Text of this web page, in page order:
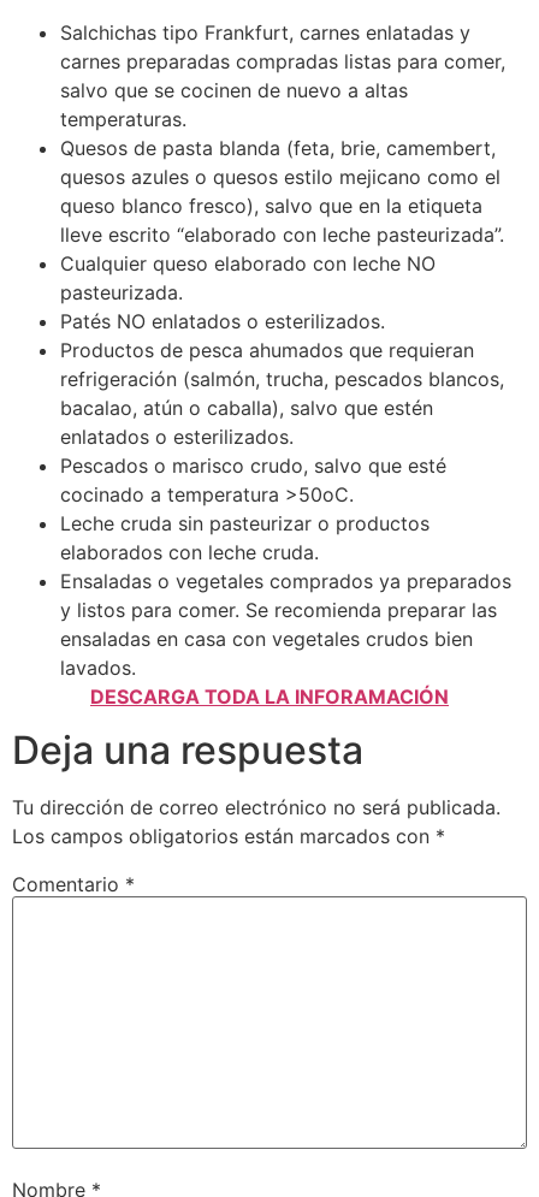
Salchichas tipo Frankfurt, carnes enlatadas y
carnes preparadas compradas listas para comer,
salvo que se cocinen de nuevo a altas
temperaturas.
Quesos de pasta blanda (feta, brie, camembert,
quesos azules o quesos estilo mejicano como el
queso blanco fresco), salvo que en la etiqueta
lleve escrito “elaborado con leche pasteurizada”.
Cualquier queso elaborado con leche NO
pasteurizada.
Patés NO enlatados o esterilizados.
Productos de pesca ahumados que requieran
refrigeración (salmón, trucha, pescados blancos,
bacalao, atún o caballa), salvo que estén
enlatados o esterilizados.
Pescados o marisco crudo, salvo que esté
cocinado a temperatura >50oC.
Leche cruda sin pasteurizar o productos
elaborados con leche cruda.
Ensaladas o vegetales comprados ya preparados
y listos para comer. Se recomienda preparar las
ensaladas en casa con vegetales crudos bien
lavados.
DESCARGA TODA LA INFORAMACIÓN
Deja una respuesta
Tu dirección de correo electrónico no será publicada.
Los campos obligatorios están marcados con *
Comentario *
Nombre *